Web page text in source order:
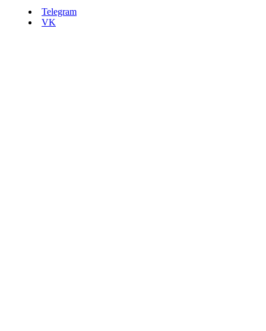
Telegram
VK